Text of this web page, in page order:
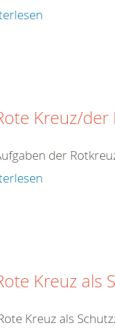
Kreuz/
der
Kreuz als
Kreuz als